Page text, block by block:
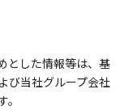
とした情報等は、基
び当社グループ会社